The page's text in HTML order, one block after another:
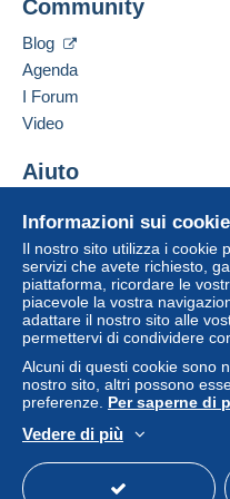
disponibili su
acquisti: Da pagare
Un pagamento non
pagamento integrato
dell'acquirente.
clausole relative al
considerarsi nulle e
pagamento del sito
condizioni d'uso, sono
Gli acquisti devono
venditore.
Garanzia:
Diritto di recesso
dell'acquirente.
Per conoscere i
Contattare il venditore
Informazioni sui cookie
Il nostro sito utilizza i cookie
servizi che avete richiesto,
piattaforma, ricordare le
piacevole la vostra
adattare il nostro sito alle
permettervi di condividere
Alcuni di questi cookie sono
nostro sito, altri possono
preferenze. Per saperne di
Vedere di più
Community
Blog
Agenda
I Forum
Video
Aiuto
Acquistare su Delcampe
Vendere su Delcampe
Un sito sicuro